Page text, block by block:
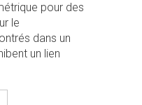
pour des
le
dans un
un lien